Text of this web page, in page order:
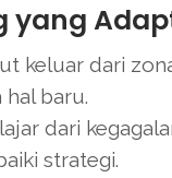
yang
keluar dari
baru.
dari
strategi.